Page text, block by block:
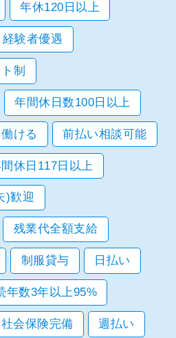
年休120日以上
経験者優遇
制
年間休日数100日以上
ける 前払い相談可能
休日117日以上
)歓迎
残業代全額支給
制服貸与 日払い
年数3年以上95%
社会保険完備 週払い